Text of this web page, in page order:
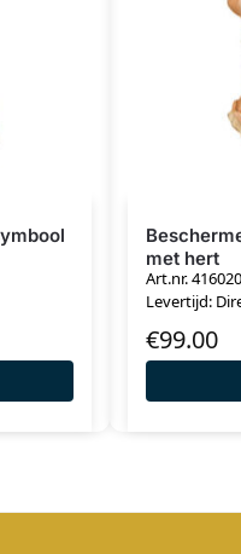
met hert
Art.nr.
Levertijd:
€99.00